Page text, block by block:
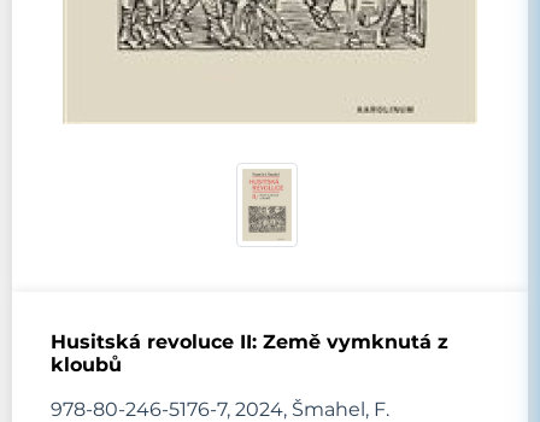
Husitská revoluce II: Země vymknutá z
kloubů
978-80-246-5176-7, 2024, Šmahel, F.